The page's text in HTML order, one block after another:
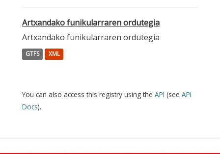
Artxandako funikularraren ordutegia
Artxandako funikularraren ordutegia
GTFS XML
You can also access this registry using the API (see API
Docs).